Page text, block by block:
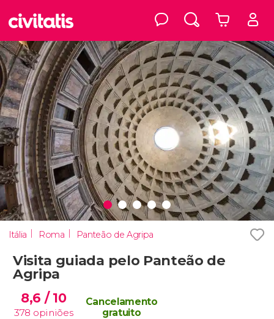
Itália Roma Panteão de Agripa
Visita guiada pelo Panteão de
Agripa
8,6 / 10
378 opiniões
Cancelamento
gratuito